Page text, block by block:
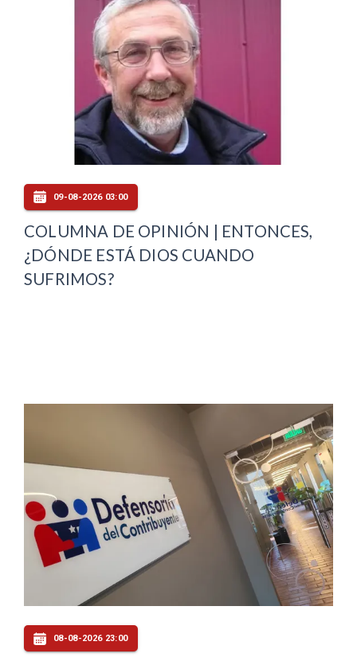
09-08-2026 03:00
COLUMNA DE OPINIÓN | ENTONCES,
¿DÓNDE ESTÁ DIOS CUANDO
SUFRIMOS?
08-08-2026 23:00